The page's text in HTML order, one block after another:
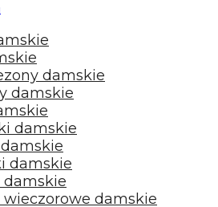
damskie
damskie
damskie
damskie
damskie
damskie